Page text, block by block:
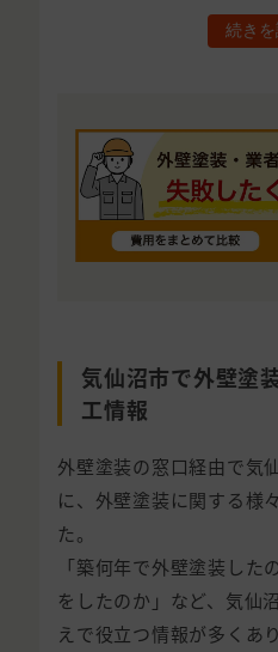
続き
気仙沼市で外壁塗
工情報
外壁塗装の窓口経由で気
に、外壁塗装に関する様
た。
「築何年で外壁塗装した
をしたのか」など、気仙
えで役立つ情報が多くあ